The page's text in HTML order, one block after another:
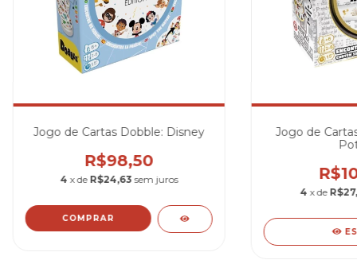
Jogo de Cartas Dobble: Disney
R$98,50
4 x de R$24,63 sem juros
Jogo de
4 x de